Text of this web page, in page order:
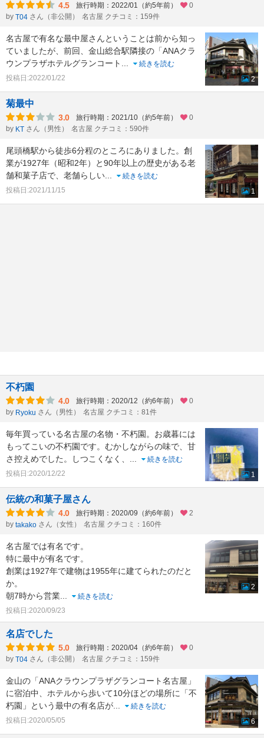
4.5 旅行時期：2022/01（約5年前）
0
by T04 さん（非公開） 名古屋 クチコミ：159件
名古屋で有名な最中屋さんということは前から知っ
ていましたが、前回、金山総合駅隣接の「ANAクラ
ウンプラザホテルグランコート
続きを読む
投稿日:2022/01/22
2
菊最中
3.0 旅行時期：2021/10（約5年前）
0
by KT さん（男性） 名古屋 クチコミ：590件
尾頭橋駅から徒歩6分程のところにありました。創
業が1927年（昭和2年）と90年以上の歴史がある老
舗和菓子店で、老舗らしい
続きを読む
投稿日:2021/11/15
1
不朽園
4.0 旅行時期：2020/12（約6年前）
0
by Ryoku さん（男性） 名古屋 クチコミ：81件
毎年買っている名古屋の名物・不朽園。お歳暮には
もってこいの不朽園です。むかしながらの味で、甘
さ控えめでした。しつこくなく、
続きを読む
投稿日:2020/12/22
1
伝統の和菓子屋さん
4.0 旅行時期：2020/09（約6年前）
2
by takako さん（女性） 名古屋 クチコミ：160件
名古屋では有名です。
特に最中が有名です。
創業は1927年で建物は1955年に建てられたのだと
か。
朝7時から営業
続きを読む
投稿日:2020/09/23
2
名店でした
5.0 旅行時期：2020/04（約6年前）
0
by T04 さん（非公開） 名古屋 クチコミ：159件
金山の「ANAクラウンプラザグランコート名古屋」
に宿泊中、ホテルから歩いて10分ほどの場所に「不
朽園」という最中の有名店が
続きを読む
投稿日:2020/05/05
6